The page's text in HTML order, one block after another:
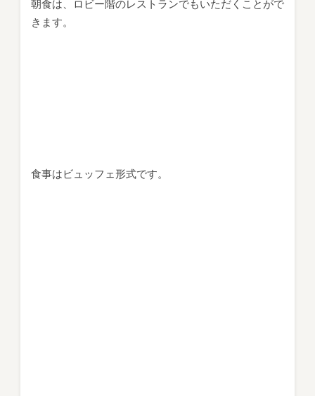
朝食は、ロビー階のレストランでもいただくことがで
きます。
食事はビュッフェ形式です。